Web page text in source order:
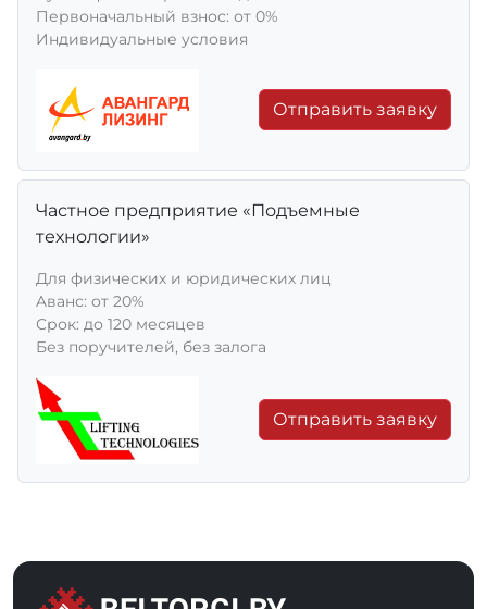
Первоначальный взнос: от 0%
Индивидуальные условия
Отправить заявку
Частное предприятие «Подъемные
технологии»
Для физических и юридических лиц
Aванс: от 20%
Срок: до 120 месяцев
Без поручителей, без залога
Отправить заявку